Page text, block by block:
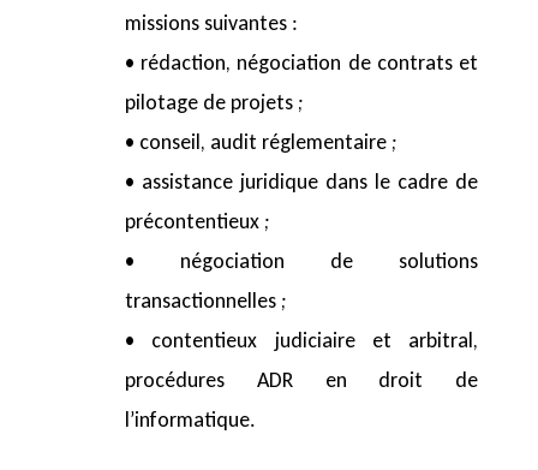
missions suivantes :
• rédaction, négociation de contrats et
pilotage de projets ;
• conseil, audit réglementaire ;
• assistance juridique dans le cadre de
précontentieux ;
• négociation de solutions
transactionnelles ;
• contentieux judiciaire et arbitral,
procédures ADR en droit de
l’informatique.